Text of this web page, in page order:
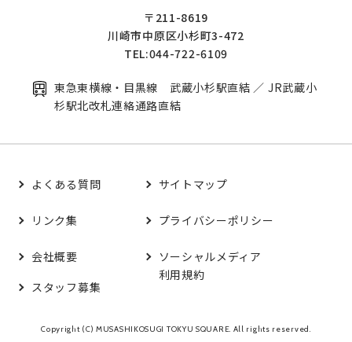
〒211-8619
川崎市中原区小杉町3-472
TEL:044-722-6109
東急東横線・目黒線 武蔵小杉駅直結 ／ JR武蔵小
杉駅北改札連絡通路直結
よくある質問 サイトマップ
リンク集 プライバシーポリシー
会社概要
ソーシャルメディア
利用規約
スタッフ募集
Copyright (C) MUSASHIKOSUGI TOKYU SQUARE. All rights reserved.